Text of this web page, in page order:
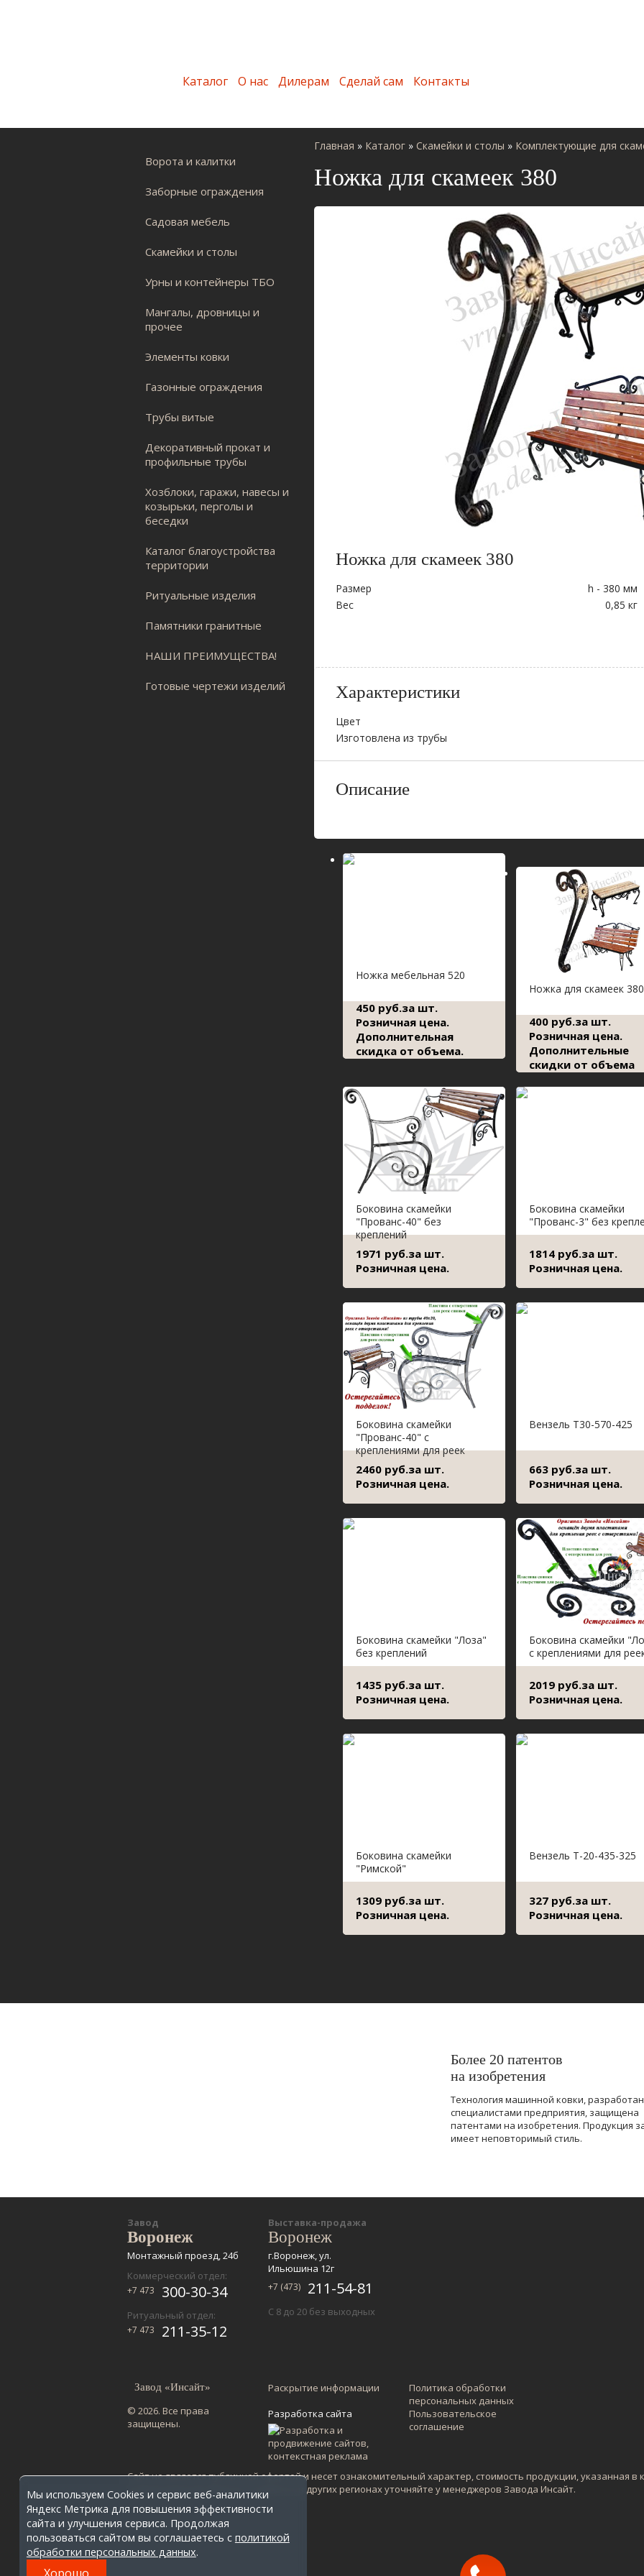
Каталог О нас Дилерам Сделай сам Контакты
Ворота и калитки
Заборные ограждения
Садовая мебель
Скамейки и столы
Урны и контейнеры ТБО
Мангалы, дровницы и
прочее
Элементы ковки
Газонные ограждения
Трубы витые
Декоративный прокат и
профильные трубы
Хозблоки, гаражи, навесы и
козырьки, перголы и
беседки
Каталог благоустройства
территории
Ритуальные изделия
Памятники гранитные
НАШИ ПРЕИМУЩЕСТВА!
Готовые чертежи изделий
Главная » Каталог » Скамейки и столы » Комплектующие для
Ножка для скамеек 380
Ножка для скамеек 380
Размер
h - 380 мм
Вес
0,85 кг
Характеристики
Цвет
Изготовлена из трубы
Описание
Ножка мебельная 520
450 руб.за шт.
Розничная цена.
Дополнительная
скидка от объема.
Ножка для скамеек 380
400 руб.за шт.
Розничная цена.
Дополнительные
скидки от объема
Боковина скамейки
"Прованс-40" без
креплений
1971 руб.за шт.
Розничная цена.
Боковина скамейки
"Прованс-3" без
1814 руб.за шт.
Розничная цена.
Боковина скамейки
"Прованс-40" с
креплениями для реек
2460 руб.за шт.
Розничная цена.
Вензель Т30-570-425
663 руб.за шт.
Розничная цена.
Боковина скамейки "Лоза"
без креплений
1435 руб.за шт.
Розничная цена.
Боковина скамейки
с креплениями для
2019 руб.за шт.
Розничная цена.
Боковина скамейки
"Римской"
1309 руб.за шт.
Розничная цена.
Вензель Т-20-435-325
327 руб.за шт.
Розничная цена.
Более 20 патентов
на изобретения
Технология машинной ковки,
специалистами предприятия, защищена
патентами на изобретения. Продукция
имеет неповторимый стиль.
Завод
Воронеж
Монтажный проезд, 24б
Коммерческий отдел:
+7 473 300-30-34
Ритуальный отдел:
+7 473 211-35-12
Выставка-продажа
Воронеж
г.Воронеж, ул.
Ильюшина 12г
+7 (473) 211-54-81
С 8 до 20 без выходных
Завод «Инсайт»
© 2026. Все права
защищены.
Раскрытие информации
Разработка сайта
Политика обработки
персональных данных
Пользовательское
соглашение
Сайт не является публичной офертой и несет ознакомительный характер, стоимость продукции, указанная в
по Воронежской области. Стоимость в других регионах уточняйте у менеджеров Завода Инсайт.
Мы используем Cookies и сервис веб-аналитики
Яндекс Метрика для повышения эффективности
сайта и улучшения сервиса. Продолжая
пользоваться сайтом вы соглашаетесь с политикой
обработки персональных данных.